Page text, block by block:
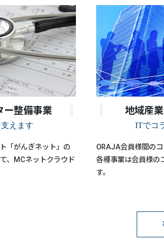
ー整備事業
えます
「がんぎネット」の
、MCネットクラウド
地域産
ITでコ
ORAJA会員様間のコ
各種事業は会員様の
す。